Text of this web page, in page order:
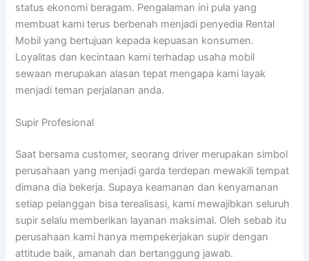
status ekonomi beragam. Pengalaman ini pula yang
membuat kami terus berbenah menjadi penyedia Rental
Mobil yang bertujuan kepada kepuasan konsumen.
Loyalitas dan kecintaan kami terhadap usaha mobil
sewaan merupakan alasan tepat mengapa kami layak
menjadi teman perjalanan anda.
Supir Profesional
Saat bersama customer, seorang driver merupakan simbol
perusahaan yang menjadi garda terdepan mewakili tempat
dimana dia bekerja. Supaya keamanan dan kenyamanan
setiap pelanggan bisa terealisasi, kami mewajibkan seluruh
supir selalu memberikan layanan maksimal. Oleh sebab itu
perusahaan kami hanya mempekerjakan supir dengan
attitude baik, amanah dan bertanggung jawab.